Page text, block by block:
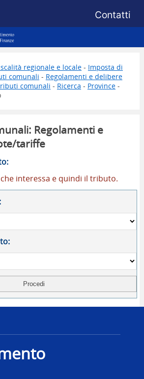
Menu di
Contatti
Finanze
regionale e locale- Imposta di
comunali - Regolamenti e delibere
comunali - Ricerca - Province-
Regolamenti e
tariffe
interessa e quindi il tributo.
delle